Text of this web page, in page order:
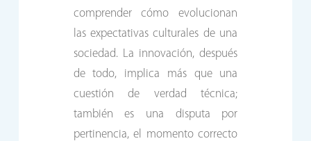
comprender cómo evolucionan
las expectativas culturales de una
sociedad. La innovación, después
de todo, implica más que una
cuestión de verdad técnica;
también es una disputa por
pertinencia, el momento correcto